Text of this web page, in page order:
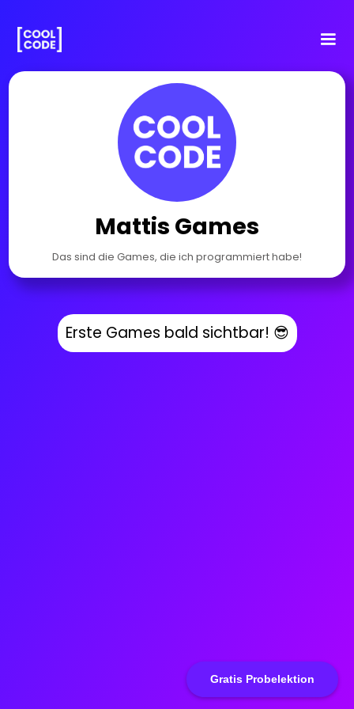
Gratis Probelektion
Mattis Games
Das sind die Games, die ich programmiert habe!
Erste Games bald sichtbar! 😎